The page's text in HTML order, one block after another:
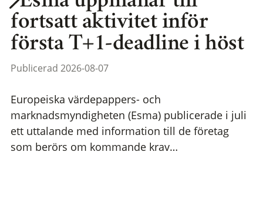
fortsatt aktivitet inför
första T+1-deadline i höst
Publicerad 2026-08-07
Europeiska värdepappers- och
marknadsmyndigheten (Esma) publicerade i juli
ett uttalande med information till de företag
som berörs om kommande krav…